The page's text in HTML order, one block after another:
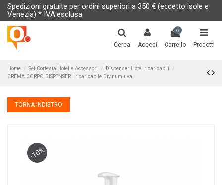
Spedizioni gratuite per ordini superiori a 350 € (eccetto isole e
Venezia) * IVA esclusa
Cerca Accedi
0
Carrello Prodotti
Home Set Cortesia Hotel e Accessori
Dispenser Hotel ricaricabili
CREMA CORPO DISPENSER | ricaricabile Divinum uva
TORNA INDIETRO
-10%